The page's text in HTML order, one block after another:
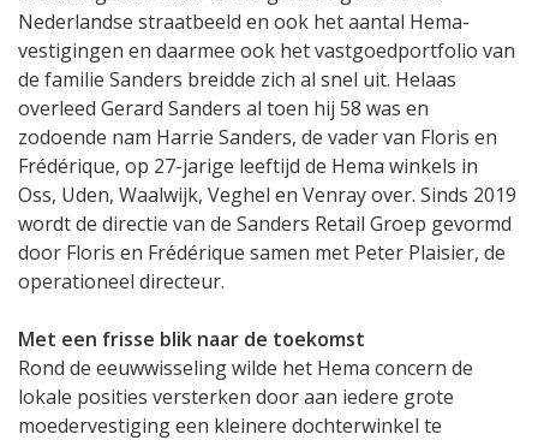
Nederlandse straatbeeld en ook het aantal Hema-
vestigingen en daarmee ook het vastgoedportfolio van
de familie Sanders breidde zich al snel uit. Helaas
overleed Gerard Sanders al toen hij 58 was en
zodoende nam Harrie Sanders, de vader van Floris en
Frédérique, op 27-jarige leeftijd de Hema winkels in
Oss, Uden, Waalwijk, Veghel en Venray over. Sinds 2019
wordt de directie van de Sanders Retail Groep gevormd
door Floris en Frédérique samen met Peter Plaisier, de
operationeel directeur.
Met een frisse blik naar de toekomst
Rond de eeuwwisseling wilde het Hema concern de
lokale posities versterken door aan iedere grote
moedervestiging een kleinere dochterwinkel te